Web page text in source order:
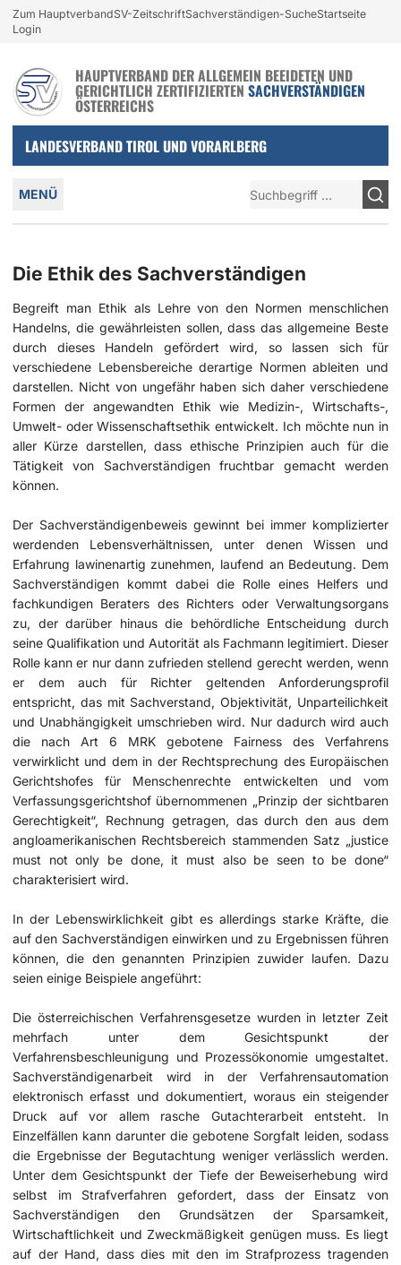
Zur Navigation springen
Zum Inhalt springen
Login und nützliche Links
Zum HauptverbandSV-ZeitschriftSachverständigen-SucheStartseite
Login
HAUPTVERBAND DER ALLGEMEIN BEEIDETEN UND
GERICHTLICH ZERTIFIZIERTEN SACHVERSTÄNDIGEN
ÖSTERREICHS
LANDESVERBAND TIROL UND VORARLBERG
Hauptmenü
MENÜ
Die Ethik des Sachverständigen
Begreift man Ethik als Lehre von den Normen menschlichen
Handelns, die gewährleisten sollen, dass das allgemeine Beste
durch dieses Handeln gefördert wird, so lassen sich für
verschiedene Lebensbereiche derartige Normen ableiten und
darstellen. Nicht von ungefähr haben sich daher verschiedene
Formen der angewandten Ethik wie Medizin-, Wirtschafts-,
Umwelt- oder Wissenschaftsethik entwickelt. Ich möchte nun in
aller Kürze darstellen, dass ethische Prinzipien auch für die
Tätigkeit von Sachverständigen fruchtbar gemacht werden
können.
Der Sachverständigenbeweis gewinnt bei immer komplizierter
werdenden Lebensverhältnissen, unter denen Wissen und
Erfahrung lawinenartig zunehmen, laufend an Bedeutung. Dem
Sachverständigen kommt dabei die Rolle eines Helfers und
fachkundigen Beraters des Richters oder Verwaltungsorgans
zu, der darüber hinaus die behördliche Entscheidung durch
seine Qualifikation und Autorität als Fachmann legitimiert. Dieser
Rolle kann er nur dann zufrieden stellend gerecht werden, wenn
er dem auch für Richter geltenden Anforderungsprofil
entspricht, das mit Sachverstand, Objektivität, Unparteilichkeit
und Unabhängigkeit umschrieben wird. Nur dadurch wird auch
die nach Art 6 MRK gebotene Fairness des Verfahrens
verwirklicht und dem in der Rechtsprechung des Europäischen
Gerichtshofes für Menschenrechte entwickelten und vom
Verfassungsgerichtshof übernommenen „Prinzip der sichtbaren
Gerechtigkeit“, Rechnung getragen, das durch den aus dem
angloamerikanischen Rechtsbereich stammenden Satz „justice
must not only be done, it must also be seen to be done“
charakterisiert wird.
In der Lebenswirklichkeit gibt es allerdings starke Kräfte, die
auf den Sachverständigen einwirken und zu Ergebnissen führen
können, die den genannten Prinzipien zuwider laufen. Dazu
seien einige Beispiele angeführt:
Die österreichischen Verfahrensgesetze wurden in letzter Zeit
mehrfach unter dem Gesichtspunkt der
Verfahrensbeschleunigung und Prozessökonomie umgestaltet.
Sachverständigenarbeit wird in der Verfahrensautomation
elektronisch erfasst und dokumentiert, woraus ein steigender
Druck auf vor allem rasche Gutachterarbeit entsteht. In
Einzelfällen kann darunter die gebotene Sorgfalt leiden, sodass
die Ergebnisse der Begutachtung weniger verlässlich werden.
Unter dem Gesichtspunkt der Tiefe der Beweiserhebung wird
selbst im Strafverfahren gefordert, dass der Einsatz von
Sachverständigen den Grundsätzen der Sparsamkeit,
Wirtschaftlichkeit und Zweckmäßigkeit genügen muss. Es liegt
auf der Hand, dass dies mit den im Strafprozess tragenden